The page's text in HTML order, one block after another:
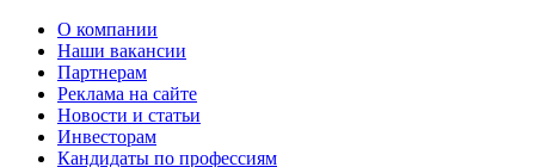
О компании
Наши вакансии
Партнерам
Реклама на сайте
Новости и статьи
Инвесторам
Кандидаты по профессиям